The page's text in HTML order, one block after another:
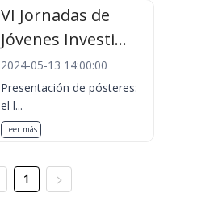
VI Jornadas de
Jóvenes Investi...
2024-05-13 14:00:00
Presentación de pósteres:
el l...
Leer más
1